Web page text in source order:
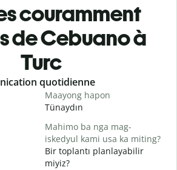
couramment
de Cebuano à
Turc
quotidienne
Maayong hapon
Tünaydın
Mahimo ba nga mag-
iskedyul kami usa ka miting?
Bir toplantı planlayabilir
miyiz?